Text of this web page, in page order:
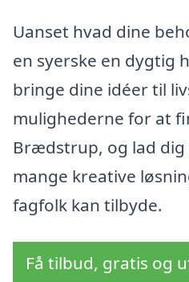
Uanset hvad dine
en syerske en dygtig
bringe dine idéer til
mulighederne for at
Brædstrup, og lad dig
mange kreative
fagfolk kan tilbyde.
Få tilbud, gratis og